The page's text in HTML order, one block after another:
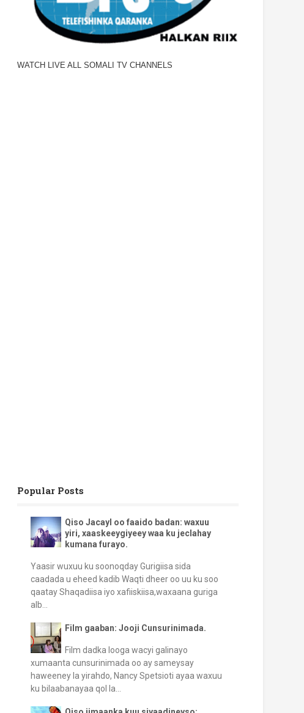
WATCH LIVE ALL SOMALI TV CHANNELS
Popular Posts
Qiso Jacayl oo faaido badan: waxuu
yiri, xaaskeeygiyeey waa ku jeclahay
kumana furayo.
Yaasir wuxuu ku soonoqday Gurigiisa sida
caadada u eheed kadib Waqti dheer oo uu ku soo
qaatay Shaqadiisa iyo xafiiskiisa,waxaana guriga
alb...
Film gaaban: Jooji Cunsurinimada.
Film dadka looga wacyi galinayo
xumaanta cunsurinimada oo ay sameysay
haweeney la yirahdo, Nancy Spetsioti ayaa waxuu
ku bilaabanayaa qol la...